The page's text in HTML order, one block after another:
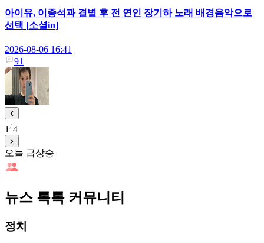
아이유, 이종석과 결별 후 전 연인 장기하 노래 배경음악으로
선택 [소셜in]
2026-08-06 16:41
91
1 4
오늘 급상승
뉴스 톡톡 커뮤니티
정치